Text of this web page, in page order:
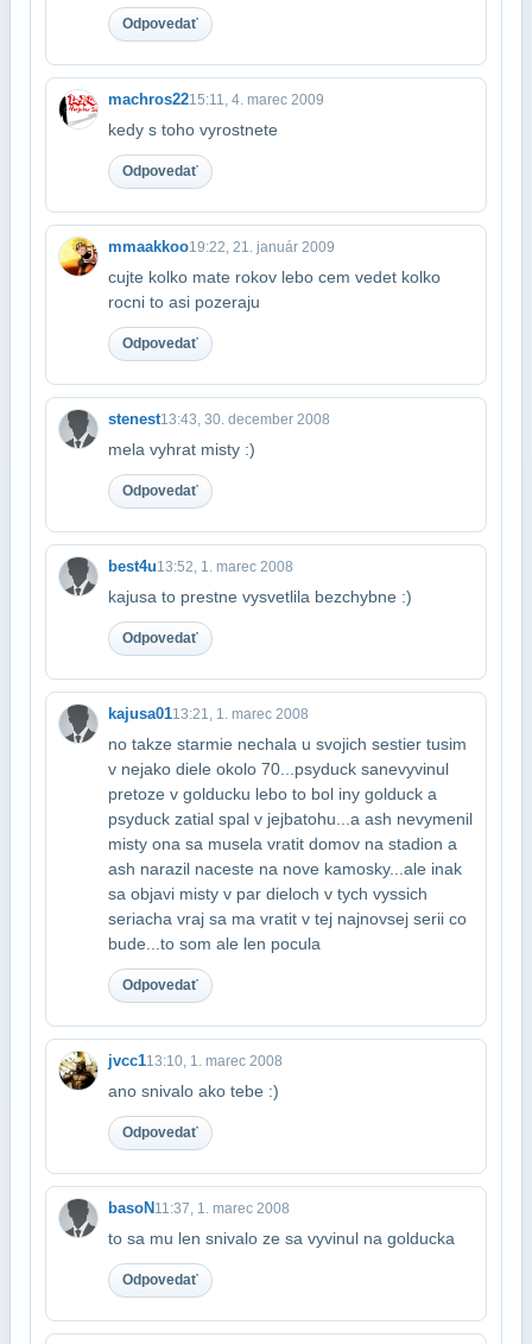
Odpovedať
machros2215:11, 4. marec 2009
kedy s toho vyrostnete
Odpovedať
mmaakkoo19:22, 21. január 2009
cujte kolko mate rokov lebo cem vedet kolko
rocni to asi pozeraju
Odpovedať
stenest13:43, 30. december 2008
mela vyhrat misty :)
Odpovedať
best4u13:52, 1. marec 2008
kajusa to prestne vysvetlila bezchybne :)
Odpovedať
kajusa0113:21, 1. marec 2008
no takze starmie nechala u svojich sestier tusim
v nejako diele okolo 70...psyduck sa​nevyvinul
pretoze v golducku lebo to bol iny golduck a
psyduck zatial spal v jej​batohu...a ash nevymenil
misty ona sa musela vratit domov na stadion a
ash narazil na​ceste na nove kamosky...ale inak
sa objavi misty v par dieloch v tych vyssich
seriach​a vraj sa ma vratit v tej najnovsej serii co
bude...to som ale len pocula
Odpovedať
jvcc113:10, 1. marec 2008
ano snivalo ako tebe :)
Odpovedať
basoN11:37, 1. marec 2008
to sa mu len snivalo ze sa vyvinul na golducka
Odpovedať